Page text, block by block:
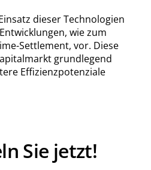
dieser Technologien
wie zum
Settlement, vor. Diese
grundlegend
Effizienzpotenziale
Sie jetzt!